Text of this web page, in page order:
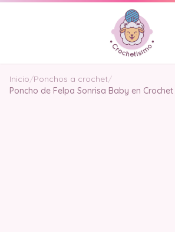
Inicio/Ponchos a crochet/
Poncho de Felpa Sonrisa Baby en